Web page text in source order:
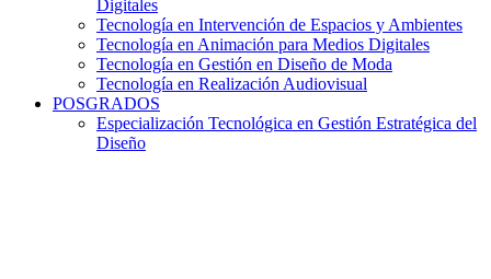
Digitales
Tecnología en Intervención de Espacios y Ambientes
Tecnología en Animación para Medios Digitales
Tecnología en Gestión en Diseño de Moda
Tecnología en Realización Audiovisual
POSGRADOS
Especialización Tecnológica en Gestión Estratégica del
Diseño